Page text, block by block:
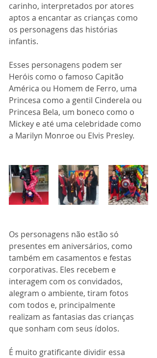
carinho, interpretados por atores
aptos a encantar as crianças como
os personagens das histórias
infantis.
Esses personagens podem ser
Heróis como o famoso Capitão
América ou Homem de Ferro, uma
Princesa como a gentil Cinderela ou
Princesa Bela, um boneco como o
Mickey e até uma celebridade como
a Marilyn Monroe ou Elvis Presley.
Os personagens não estão só
presentes em aniversários, como
também em casamentos e festas
corporativas. Eles recebem e
interagem com os convidados,
alegram o ambiente, tiram fotos
com todos e, principalmente
realizam as fantasias das crianças
que sonham com seus ídolos.
É muito gratificante dividir essa